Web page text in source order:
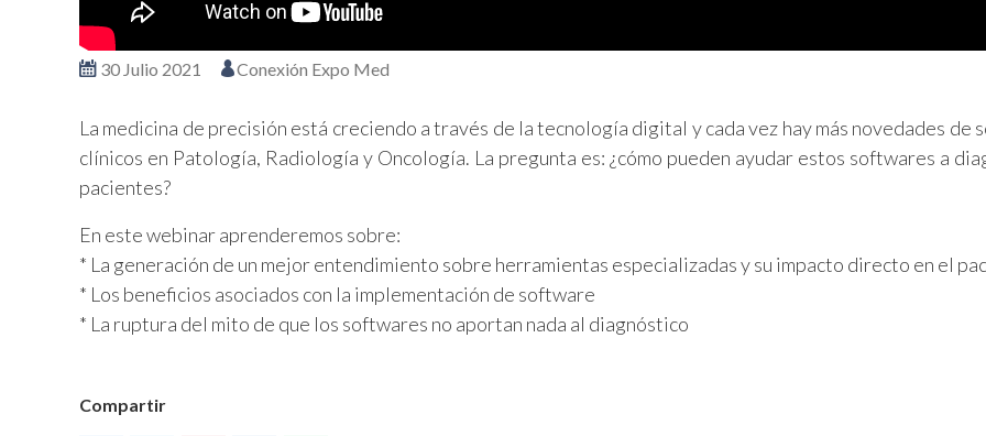
30 Julio 2021 Conexión Expo Med
La medicina de precisión está creciendo a través de la tecnología digital y cada vez hay más novedades de
clínicos en Patología, Radiología y Oncología. La pregunta es: ¿cómo pueden ayudar estos softwares a
pacientes?
En este webinar aprenderemos sobre:
* La generación de un mejor entendimiento sobre herramientas especializadas y su impacto directo en el
* Los beneficios asociados con la implementación de software
* La ruptura del mito de que los softwares no aportan nada al diagnóstico
Compartir